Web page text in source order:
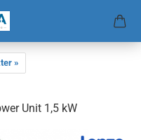
»
Unit 1,5 kW